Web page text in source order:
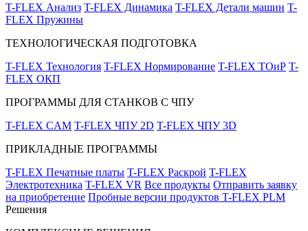
T-FLEX Анализ T-FLEX Динамика T-FLEX Детали машин T-
FLEX Пружины
ТЕХНОЛОГИЧЕСКАЯ ПОДГОТОВКА
T-FLEX Технология T-FLEX Нормирование T-FLEX ТОиР T-
FLEX ОКП
ПРОГРАММЫ ДЛЯ СТАНКОВ С ЧПУ
T-FLEX CAM T-FLEX ЧПУ 2D T-FLEX ЧПУ 3D
ПРИКЛАДНЫЕ ПРОГРАММЫ
T-FLEX Печатные платы T-FLEX Раскрой T-FLEX
Электротехника T-FLEX VR Все продукты Отправить заявку
на приобретение Пробные версии продуктов T-FLEX PLM
Решения